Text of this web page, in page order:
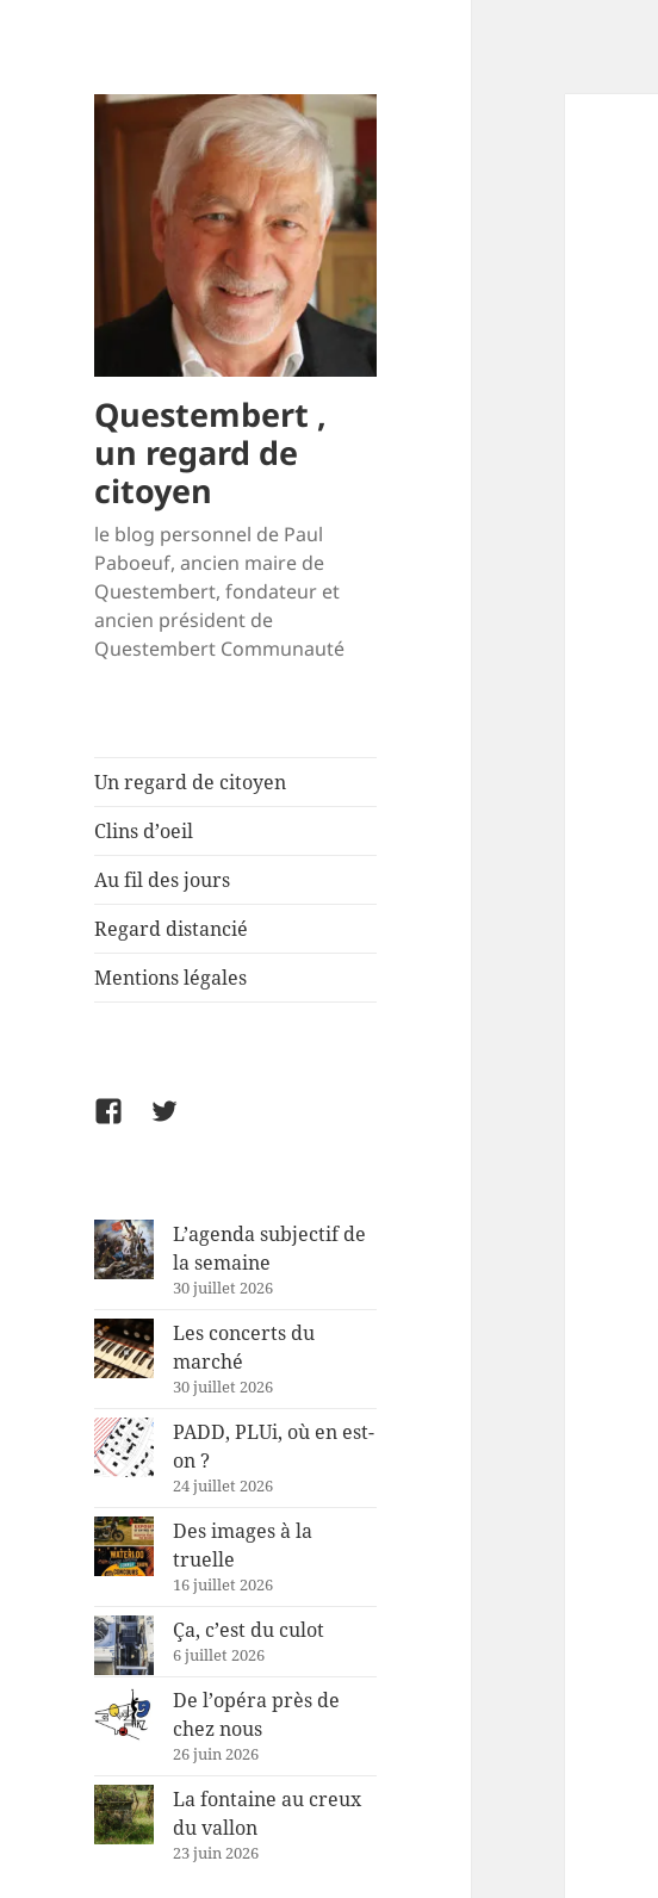
Questembert ,
un regard de
citoyen
le blog personnel de Paul
Paboeuf, ancien maire de
Questembert, fondateur et
ancien président de
Questembert Communauté
Un regard de citoyen
Clins d’oeil
Au fil des jours
Regard distancié
Mentions légales
FacebookTwitter
L’agenda subjectif de
la semaine
30 juillet 2026
Les concerts du
marché
30 juillet 2026
PADD, PLUi, où en est-
on ?
24 juillet 2026
Des images à la
truelle
16 juillet 2026
Ça, c’est du culot
6 juillet 2026
De l’opéra près de
chez nous
26 juin 2026
La fontaine au creux
du vallon
23 juin 2026